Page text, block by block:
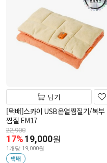
담기
[택배]스카이 USB온열찜질기/복부
찜질 EM17
22,900
17%19,000원
1개당 19,000원
택배